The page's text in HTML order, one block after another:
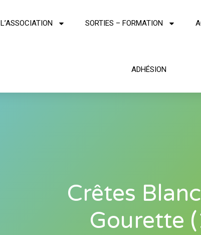
L’ASSOCIATION SORTIES – FORMATION
ADHÉSION
Crêtes
Gourette